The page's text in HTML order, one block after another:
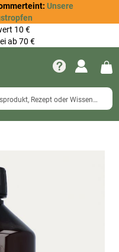
Unsere
10 €
ab 70 €